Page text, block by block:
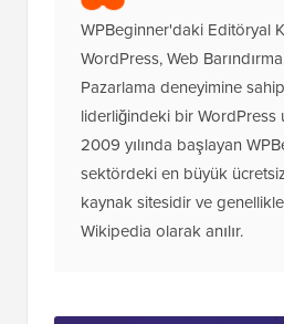
WPBeginner'daki Editöryal
WordPress, Web
Pazarlama deneyimine
liderliğindeki bir WordPress
2009 yılında başlayan
sektördeki en büyük
kaynak sitesidir ve
Wikipedia olarak anılır.